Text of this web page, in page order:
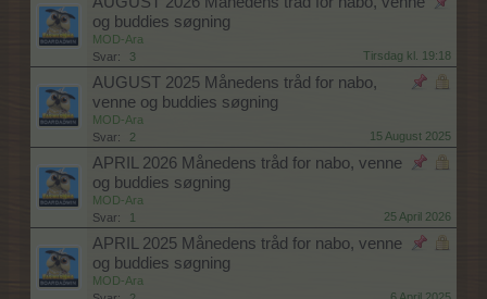
og buddies søgning
MOD-Ara
Svar:
3 Tirsdag kl. 19:18
AUGUST 2025 Månedens tråd for nabo,
venne og buddies søgning
MOD-Ara
Svar:
2 15 August 2025
APRIL 2026 Månedens tråd for nabo, venne
og buddies søgning
MOD-Ara
Svar:
1 25 April 2026
APRIL 2025 Månedens tråd for nabo, venne
og buddies søgning
MOD-Ara